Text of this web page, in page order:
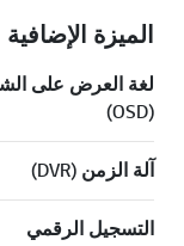
الميزة الإضافية
لغة العرض على
(OSD)
آلة الزمن (DVR)
التسجيل الرقمي